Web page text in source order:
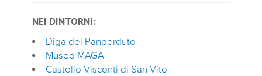
NEI DINTORNI:
Diga del Panperduto
Museo MAGA
Castello Visconti di San Vito